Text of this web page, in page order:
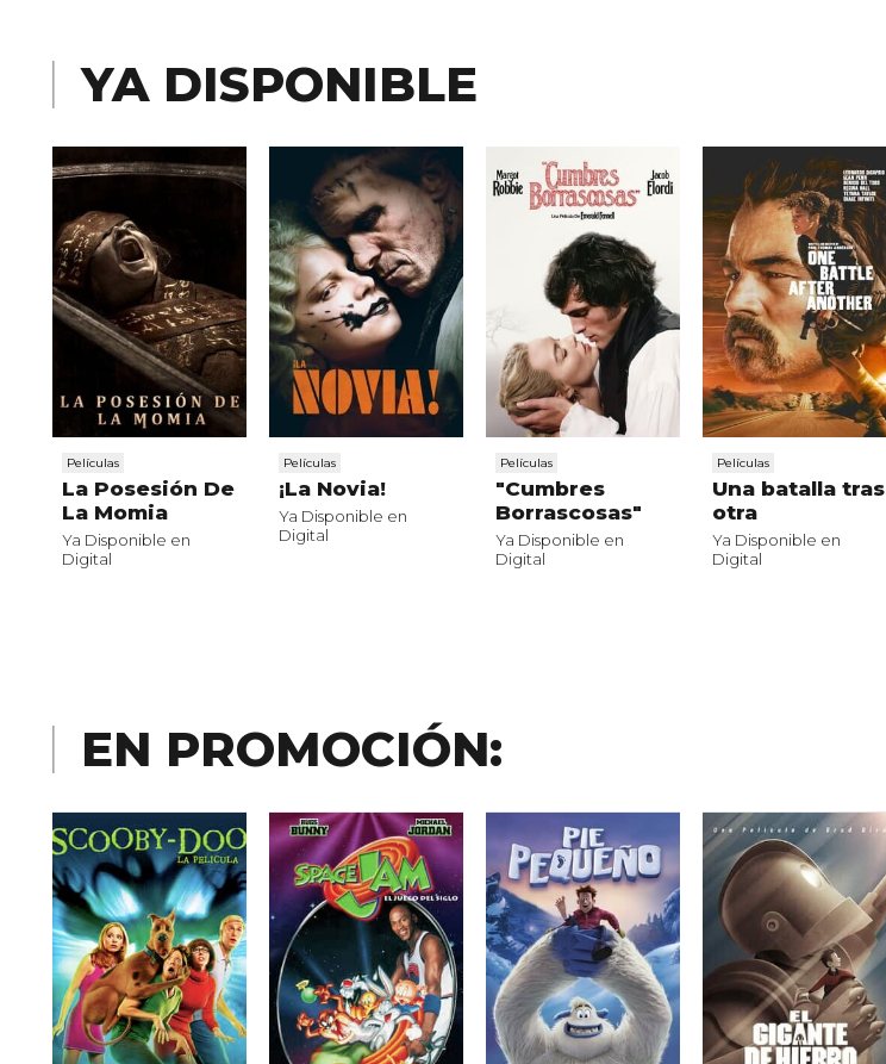
YA DISPONIBLE
Películas
La Posesión De
La Momia
Ya Disponible en
Digital
Películas
¡La Novia!
Ya Disponible en
Digital
Películas
"Cumbres
Borrascosas"
Ya Disponible en
Digital
Películas
Una batalla tras
otra
Ya Disponible en
Digital
EN PROMOCIÓN: